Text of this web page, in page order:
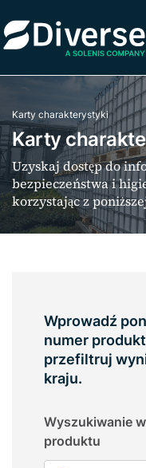
Karty charakterystyki
Karty
Uzyskaj dostęp do
bezpieczeństwa i
korzystając z
Wprowadź
numer
przefiltruj
kraju.
Wyszukiwanie
produktu